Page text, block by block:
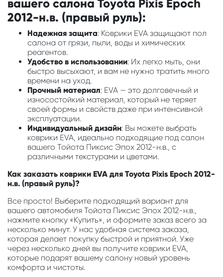
вашего салона Toyota Pixis Epoch
2012-н.в. (правый руль):
Надежная защита: Коврики EVA защищают пол
салона от грязи, пыли, воды и химических
реагентов.
Удобство в использовании: Их легко мыть, они
быстро высыхают, и вам не нужно тратить много
времени на уход.
Прочный материал: EVA — это долговечный и
износостойкий материал, который не теряет
своей формы и свойств даже при интенсивной
эксплуатации.
Индивидуальный дизайн: Вы можете выбрать
коврики EVA, идеально подходящие под салон
вашего Тойота Пиксис Эпох 2012-н.в., с
различными текстурами и цветами.
Как заказать коврики EVA для Toyota Pixis Epoch 2012-
н.в. (правый руль)?
Все просто! Выберите подходящий вариант для
вашего автомобиля Тойота Пиксис Эпох 2012-н.в.,
нажмите кнопку «Купить», и оформите заказ всего за
несколько минут. У нас удобная система заказа,
которая делает покупку быстрой и приятной. Уже
через несколько дней вы получите коврики EVA,
которые подарят вашему салону новый уровень
комфорта и чистоты.